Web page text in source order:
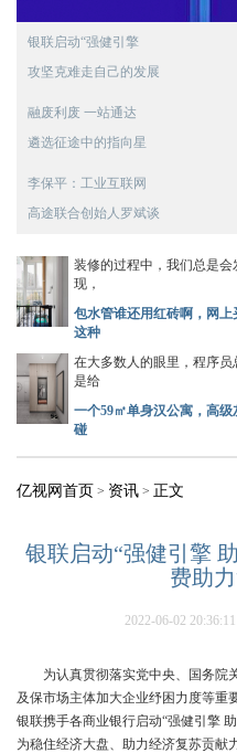
银联启动“强健引擎
攻坚克难走自己的发展
融废利废 一站通达
遴选征途中的指向星
李保平：工业互联网
高途联合创始人罗斌谈
装修的过程中，我们总是会
现，
包水管谁还用红砖啊，网上
这种
在大多数人的眼里，程序员
是给
一个59㎡单身汉公寓，高级
碰
亿视网首页 > 资讯 > 正文
银联启动“强健引擎
费助
2022-06-02 20:36:11
为认真贯彻落实党中央、国务院
及保市场主体加大企业纾困力度等重
银联携手各商业银行启动“强健引擎
为稳住经济大盘、助力经济复苏贡献